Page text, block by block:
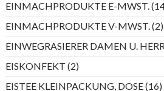
EINMACHPRODUKTE E-MWST.
EINMACHPRODUKTE V-MWST. 22
EINWEGRASIERER DAMEN U.
EISKONFEKT 22
Produkte
EISTEE KLEINPACKUNG, DOSE 1616